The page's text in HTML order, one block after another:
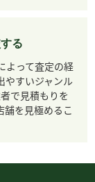
る
よって査定の経
やすいジャンル
で見積もりを
舗を見極めるこ